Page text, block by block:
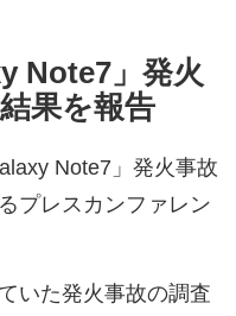
Note7」発火
果を報告
Note7」発火事故
プレスカンファレン
いた発火事故の調査